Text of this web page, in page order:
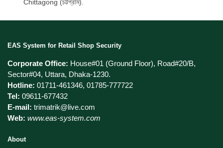
Chittagong (চট্টগ্রাম).
EAS System for Retail Shop Security
Corporate Office: House#01 (Ground Floor), Road#20/B,
Sector#04, Uttara, Dhaka-1230.
Hotline: 01711-461346, 01785-777722
Tel: 09611-677432
E-mail: trimatrik@live.com
Web: www.eas-system.com
About